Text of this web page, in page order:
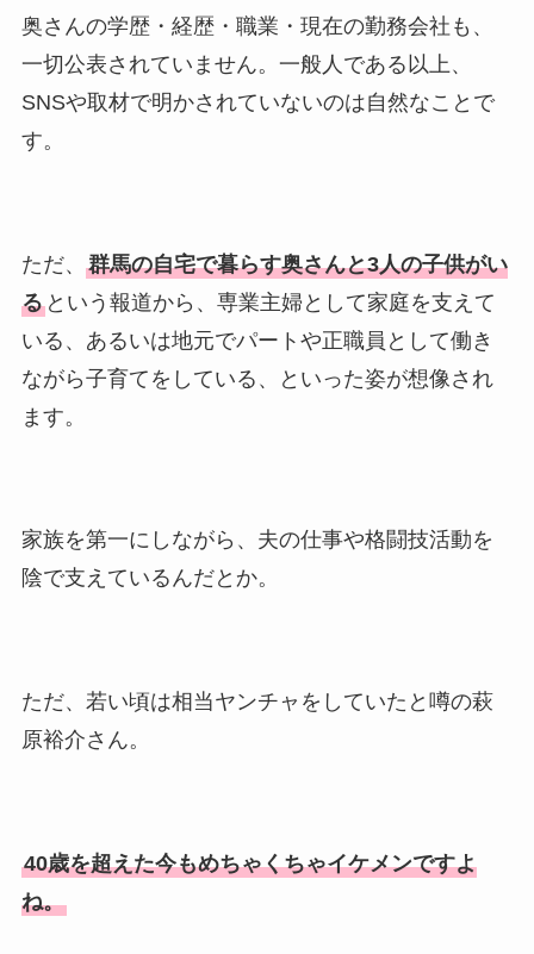
奥さんの学歴・経歴・職業・現在の勤務会社も、
一切公表されていません。一般人である以上、
SNSや取材で明かされていないのは自然なことで
す。
ただ、 群馬の自宅で暮らす奥さんと3人の子供がい
るという報道から、専業主婦として家庭を支えて
いる、あるいは地元でパートや正職員として働き
ながら子育てをしている、といった姿が想像され
ます。
家族を第一にしながら、夫の仕事や格闘技活動を
陰で支えているんだとか。
ただ、若い頃は相当ヤンチャをしていたと噂の萩
原裕介さん。
40歳を超えた今もめちゃくちゃイケメンですよ
ね。